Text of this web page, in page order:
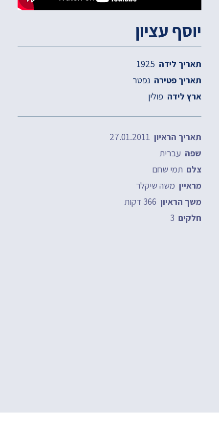
יוסף עציון
תאריך לידה
תאריך פטירה נפטר
ארץ לידה פולין
תאריך הראיון
שפה עברית
צלם תמי שחם
מראיין משה שיקלר
משך הראיון
חלקים